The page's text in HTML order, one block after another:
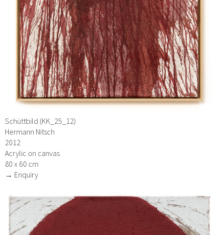
Schüttbild (KK_25_12)
Hermann Nitsch
2012
Acrylic on canvas
80 x 60 cm
→ Enquiry